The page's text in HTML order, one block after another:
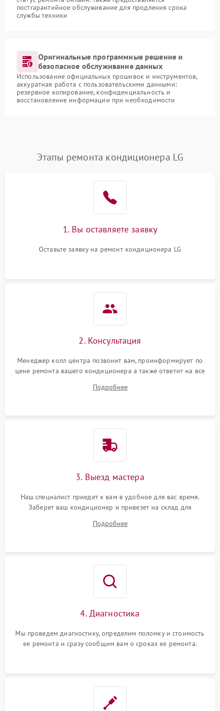
постгарантийное обслуживание для продления срока
службы техники
Оригинальные программные решение и
безопасное обслуживание данных
Использование официальных прошивок и инструментов,
аккуратная работа с пользовательскими данными:
резервное копирование, конфиденциальность и
восстановление информации при необходимости
Этапы ремонта кондиционера LG
1. Вы оставляете заявку
Оставьте заявку на ремонт кондиционера LG
2. Консультация
Менеджер колл центра позвонит вам, проинформирует по
цене ремонта вашего кондиционера а также ответит на все
Подробнее
3. Выезд мастера
Наш специалист приедет к вам в удобное для вас время.
Заберет ваш кондиционер и привезет на склад для
Подробнее
4. Диагностика
Мы проведем диагностику, определим поломку и стоимость
ее ремонта и сразу сообщим вам о сроках ее ремонта.